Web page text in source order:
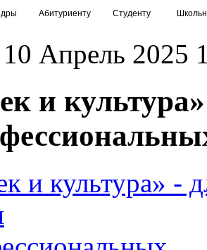
Абитуриенту Студенту
10 Апрель 2025
и